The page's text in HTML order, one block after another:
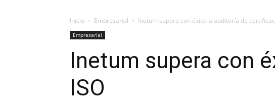
Inicio Empresarial Inetum supera con éxito la auditoría de
Empresarial
Inetum supera con
ISO